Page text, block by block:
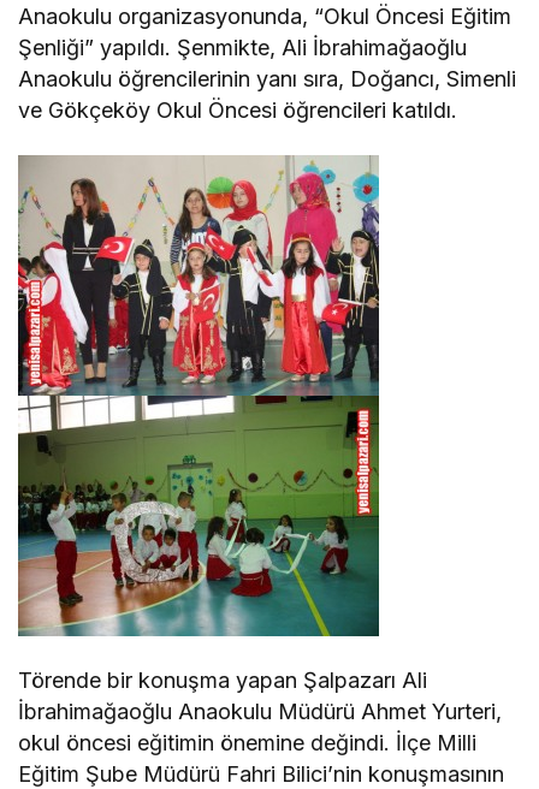
Anaokulu organizasyonunda, “Okul Öncesi Eğitim
Şenliği” yapıldı. Şenmikte, Ali İbrahimağaoğlu
Anaokulu öğrencilerinin yanı sıra, Doğancı, Simenli
ve Gökçeköy Okul Öncesi öğrencileri katıldı.
Törende bir konuşma yapan Şalpazarı Ali
İbrahimağaoğlu Anaokulu Müdürü Ahmet Yurteri,
okul öncesi eğitimin önemine değindi. İlçe Milli
Eğitim Şube Müdürü Fahri Bilici’nin konuşmasının